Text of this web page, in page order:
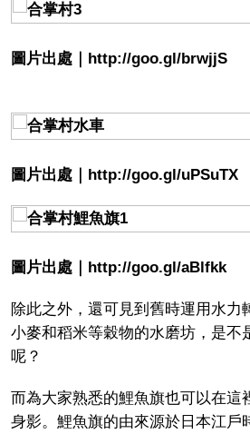
圖片出處｜http://goo.gl/brwjjS
圖片出處｜http://goo.gl/uPSuTX
圖片出處｜http://goo.gl/aBlfkk
除此之外，還可見到舊時運用水力
小麥和稻米等穀物的水磨坊，是不
呢？
而為大家熟悉的鯉魚旗也可以在這
身影。鯉魚旗的由來源於日本江戶